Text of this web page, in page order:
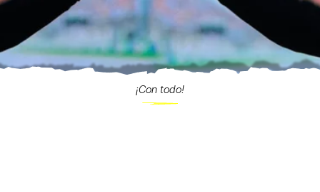
¡Con todo!